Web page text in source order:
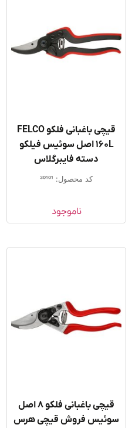
قیچی باغبانی فلکو FELCO
160L اصل سوئیس فیلکو
دسته فایبرگلاس
کد محصول: 30101
ناموجود
قیچی باغبانی فلکو ۸ اصل
فروش قیچی هرس